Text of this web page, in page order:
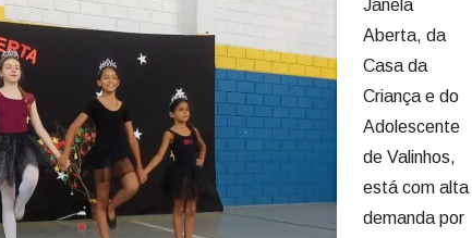
Janela
Aberta, da
Casa da
Criança e do
Adolescente
de Valinhos,
está com alta
demanda por